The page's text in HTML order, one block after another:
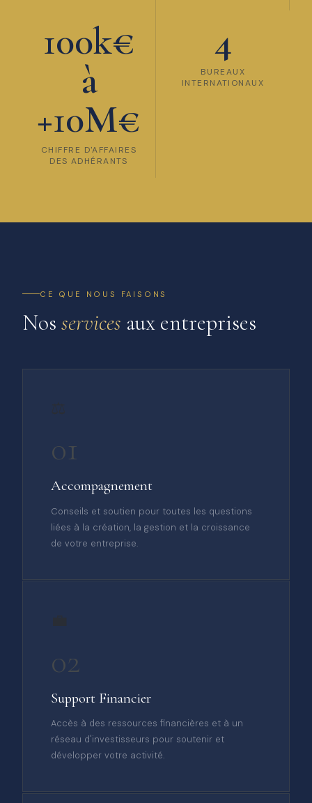
100k€
à
+10M€
CHIFFRE D'AFFAIRES
DES ADHÉRANTS
4
BUREAUX
INTERNATIONAUX
CE QUE NOUS FAISONS
Nos services aux entreprises
01
Accompagnement
Conseils et soutien pour toutes les questions
liées à la création, la gestion et la croissance
de votre entreprise.
02
Support Financier
Accès à des ressources financières et à un
réseau d'investisseurs pour soutenir et
développer votre activité.